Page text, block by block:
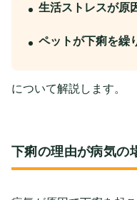
生活ストレスが原
ペットが下痢を繰
について解説します。
下痢の理由が病気の